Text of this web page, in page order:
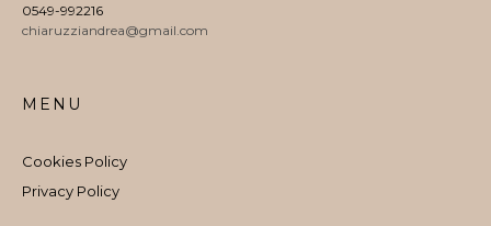
0549-992216
chiaruzziandrea@gmail.com
MENU
Cookies Policy
Privacy Policy